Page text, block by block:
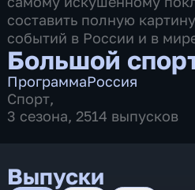
составить полную
событий в России и в
Большой
ПрограммаРоссия
Спорт,
3 сезона, 2514 выпусков
Выпуски